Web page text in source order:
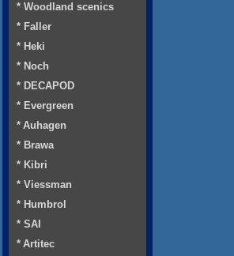
* Woodland scenics
* Faller
* Heki
* Noch
* DECAPOD
* Evergreen
* Auhagen
* Brawa
* Kibri
* Viessman
* Humbrol
* SAI
* Artitec